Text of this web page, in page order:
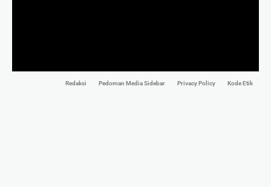
Redaksi Pedoman Media Sidebar Privacy Policy Kode Etik